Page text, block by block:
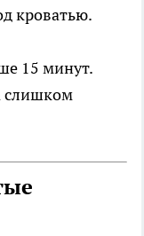
кроватью.
15 минут.
слишком